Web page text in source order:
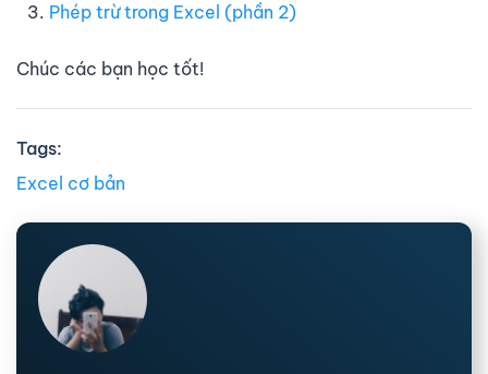
Phép trừ trong Excel (phần 2)
Chúc các bạn học tốt!
Tags:
Excel cơ bản